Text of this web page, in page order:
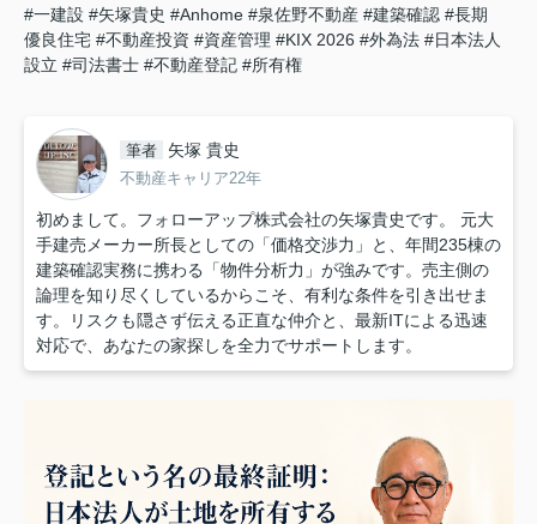
#一建設 #矢塚貴史 #Anhome #泉佐野不動産 #建築確認 #長期
優良住宅 #不動産投資 #資産管理 #KIX 2026 #外為法 #日本法人
設立 #司法書士 #不動産登記 #所有権
筆者 矢塚 貴史
不動産キャリア22年
初めまして。フォローアップ株式会社の矢塚貴史です。 元大
手建売メーカー所長としての「価格交渉力」と、年間235棟の
建築確認実務に携わる「物件分析力」が強みです。売主側の
論理を知り尽くしているからこそ、有利な条件を引き出せま
す。リスクも隠さず伝える正直な仲介と、最新ITによる迅速
対応で、あなたの家探しを全力でサポートします。